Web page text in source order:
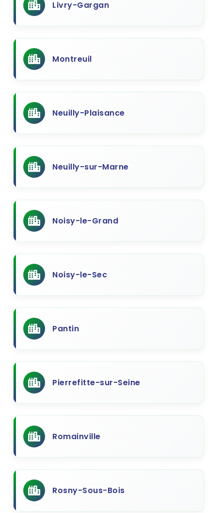
Livry-Gargan
Montreuil
Neuilly-Plaisance
Neuilly-sur-Marne
Noisy-le-Grand
Noisy-le-Sec
Pantin
Pierrefitte-sur-Seine
Romainville
Rosny-Sous-Bois